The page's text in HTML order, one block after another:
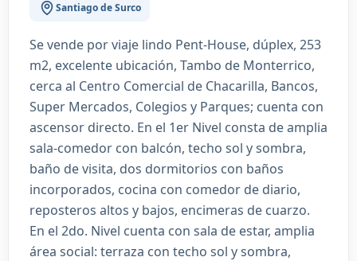
Santiago de Surco
Se vende por viaje lindo Pent-House, dúplex, 253
m2, excelente ubicación, Tambo de Monterrico,
cerca al Centro Comercial de Chacarilla, Bancos,
Super Mercados, Colegios y Parques; cuenta con
ascensor directo. En el 1er Nivel consta de amplia
sala-comedor con balcón, techo sol y sombra,
baño de visita, dos dormitorios con baños
incorporados, cocina con comedor de diario,
reposteros altos y bajos, encimeras de cuarzo.
En el 2do. Nivel cuenta con sala de estar, amplia
área social: terraza con techo sol y sombra,